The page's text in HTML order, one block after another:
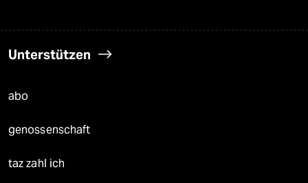
Unterstützen
abo
genossenschaft
taz zahl ich